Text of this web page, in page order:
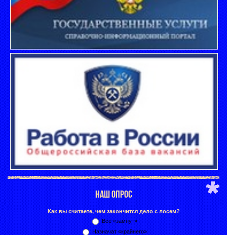
НАШ ОПРОС
Как вы считаете, чем закончится дело с лосем?
Всё «замнут»
Назначат «крайнего»